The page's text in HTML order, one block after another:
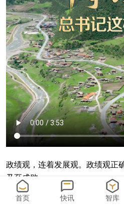
政绩观，连着发展观。政绩观正
乃至成败。
今年是“十五五”开局之年。如何
首页 快讯 智库